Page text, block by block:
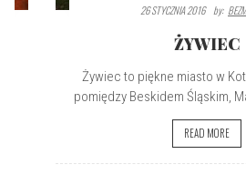
26 STYCZNIA 2016 By:
ŻYWIEC
Żywiec to piękne miasto w
pomiędzy Beskidem Śląskim,
READ MORE